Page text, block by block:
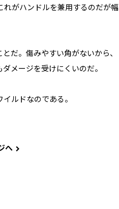
れがハンドルを兼用するのだが幅
だ。傷みやすい角がないから、
メージを受けにくいのだ。
ルドなのである。
へ